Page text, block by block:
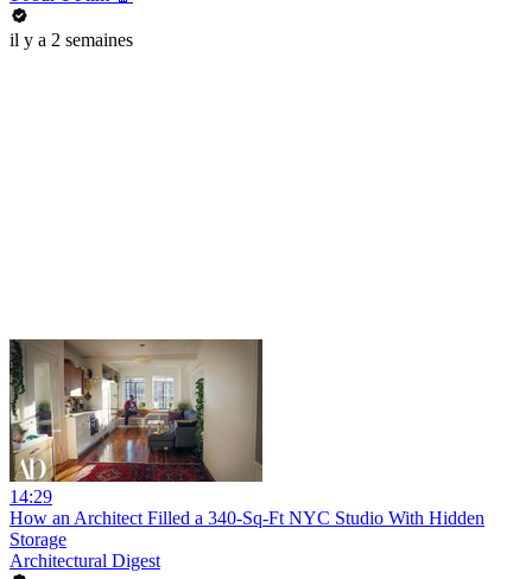
il y a 2 semaines
14:29
How an Architect Filled a 340-Sq-Ft NYC Studio With Hidden
Storage
Architectural Digest